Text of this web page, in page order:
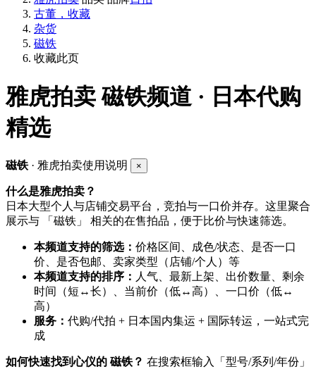
古董，收藏
杂货
磁铁
收藏此页
雅虎拍卖磁铁频道 · 日本代购
精选
磁铁· 雅虎拍卖使用说明 ×
什么是雅虎拍卖？
日本大型个人与店铺交易平台，竞拍与一口价并存。这里聚合
展示与 「磁铁」 相关的在售拍品，便于比价与快速筛选。
本频道支持的筛选： 价格区间、成色/状态、是否一口
价、是否包邮、卖家类型（店铺/个人）等
本频道支持的排序： 人气、最新上架、出价数量、剩余
时间（短↔长）、当前价（低↔高）、一口价（低↔
高）
服务： 代购/代拍 + 日本国内集运 + 国际转运，一站式完
成
如何快速找到心仪的 磁铁？ 在搜索框输入「型号/系列/年份」